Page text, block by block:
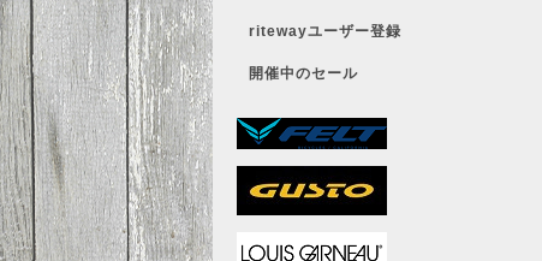
ritewayユーザー登録
開催中のセール